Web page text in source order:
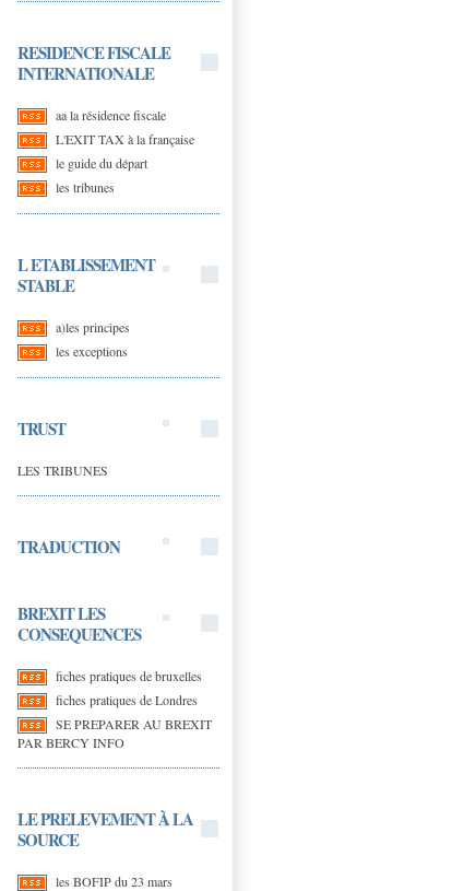
RESIDENCE FISCALE
INTERNATIONALE
aa la résidence fiscale
L'EXIT TAX à la française
le guide du départ
les tribunes
L ETABLISSEMENT
STABLE
a)les principes
les exceptions
TRUST
LES TRIBUNES
TRADUCTION
BREXIT LES
CONSEQUENCES
fiches pratiques de bruxelles
fiches pratiques de Londres
SE PREPARER AU BREXIT
PAR BERCY INFO
LE PRELEVEMENT À LA
SOURCE
les BOFIP du 23 mars